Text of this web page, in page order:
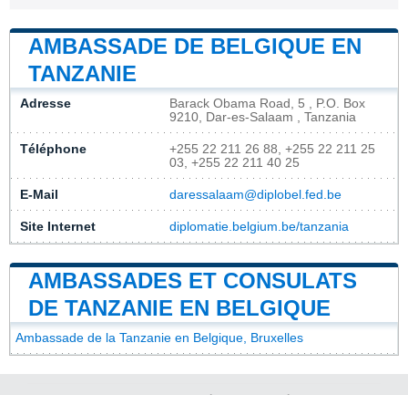
AMBASSADE DE BELGIQUE EN
TANZANIE
Adresse
Barack Obama Road, 5 , P.O. Box
9210, Dar-es-Salaam , Tanzania
Téléphone
+255 22 211 26 88, +255 22 211 25
03, +255 22 211 40 25
E-Mail daressalaam@diplobel.fed.be
Site Internet diplomatie.belgium.be/tanzania
AMBASSADES ET CONSULATS
DE TANZANIE EN BELGIQUE
Ambassade de la Tanzanie en Belgique, Bruxelles